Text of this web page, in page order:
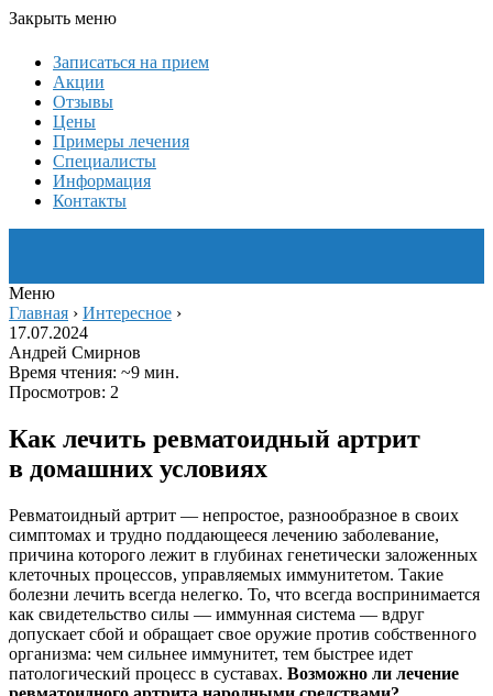
Закрыть меню
Записаться на прием
Акции
Отзывы
Цены
Примеры лечения
Специалисты
Информация
Контакты
Меню
Главная › Интересное ›
17.07.2024
Андрей Смирнов
Время чтения: ~9 мин.
Просмотров: 2
Как лечить ревматоидный артрит
в домашних условиях
Ревматоидный артрит — непростое, разнообразное в своих
симптомах и трудно поддающееся лечению заболевание,
причина которого лежит в глубинах генетически заложенных
клеточных процессов, управляемых иммунитетом. Такие
болезни лечить всегда нелегко. То, что всегда воспринимается
как свидетельство силы — иммунная система — вдруг
допускает сбой и обращает свое оружие против собственного
организма: чем сильнее иммунитет, тем быстрее идет
патологический процесс в суставах. Возможно ли лечение